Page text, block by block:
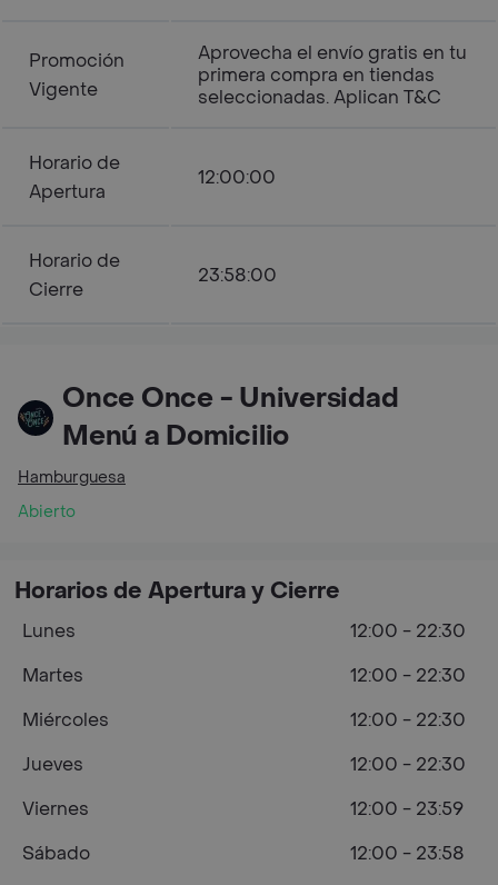
Promoción
Vigente
Aprovecha el envío gratis en tu
primera compra en tiendas
seleccionadas. Aplican T&C
Horario de
Apertura
12:00:00
Horario de
Cierre
23:58:00
Once Once - Universidad
Menú a Domicilio
Hamburguesa
Abierto
Horarios de Apertura y Cierre
Lunes
12:00 - 22:30
Martes
12:00 - 22:30
Miércoles
12:00 - 22:30
Jueves
12:00 - 22:30
Viernes
12:00 - 23:59
Sábado
12:00 - 23:58